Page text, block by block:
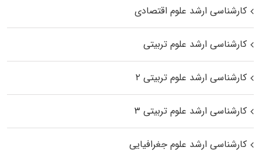
کارشناسی ارشد علوم اقتصادی
کارشناسی ارشد علوم تربیتی
کارشناسی ارشد علوم تربیتی ۲
کارشناسی ارشد علوم تربیتی ۳
کارشناسی ارشد علوم جغرافیایی